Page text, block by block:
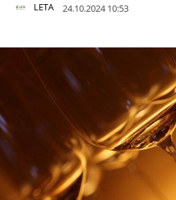
LETA 24.10.2024 10:53